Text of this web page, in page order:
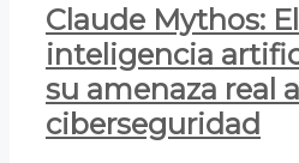
Claude Mythos:
inteligencia
su amenaza real
ciberseguridad